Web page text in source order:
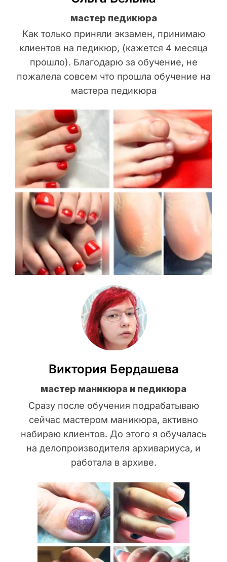
мастер педикюра
Как только приняли экзамен, принимаю
клиентов на педикюр, (кажется 4 месяца
прошло). Благодарю за обучение, не
пожалела совсем что прошла обучение на
мастера педикюра
Виктория Бердашева
мастер маникюра и педикюра
Сразу после обучения подрабатываю
сейчас мастером маникюра, активно
набираю клиентов. До этого я обучалась
на делопроизводителя архивариуса, и
работала в архиве.